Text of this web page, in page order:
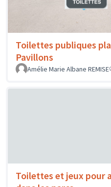
Toilettes publiques
Pavillons
Amélie Marie Albane REMISE
Toilettes et jeux pour